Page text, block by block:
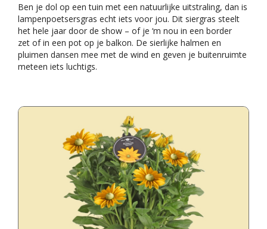
Ben je dol op een tuin met een natuurlijke uitstraling, dan is
lampenpoetsersgras echt iets voor jou. Dit siergras steelt
het hele jaar door de show – of je ‘m nou in een border
zet of in een pot op je balkon. De sierlijke halmen en
pluimen dansen mee met de wind en geven je buitenruimte
meteen iets luchtigs.